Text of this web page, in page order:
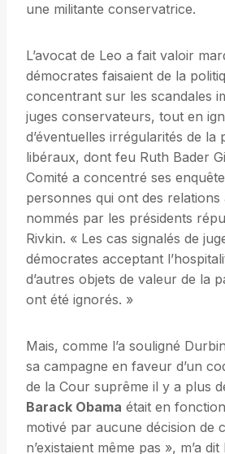
une militante conservatrice.
L’avocat de Leo a fait valoir
démocrates faisaient de la
concentrant sur les scandales
juges conservateurs, tout en
d’éventuelles irrégularités de la
libéraux, dont feu Ruth Bader
Comité a concentré ses
personnes qui ont des relations
nommés par les présidents
Rivkin. « Les cas signalés de
démocrates acceptant
d’autres objets de valeur de la
ont été ignorés. »
Mais, comme l’a souligné
sa campagne en faveur d’un
de la Cour suprême il y a plus
Barack Obama était en
motivé par aucune décision de
n’existaient même pas », m’a